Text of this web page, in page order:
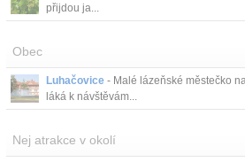
přijdou ja...
Obec
Luhačovice - Malé lázeňské městečko
láká k návštěvám...
Nej atrakce v okolí